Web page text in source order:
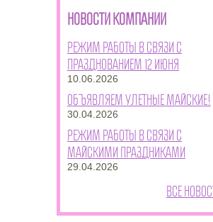
НОВОСТИ КОМПАНИИ
Режим работы в связи с
празднованием 12 июня
10.06.2026
Объявляем улетные майские!
30.04.2026
Режим работы в связи с
майскими праздниками
29.04.2026
Все